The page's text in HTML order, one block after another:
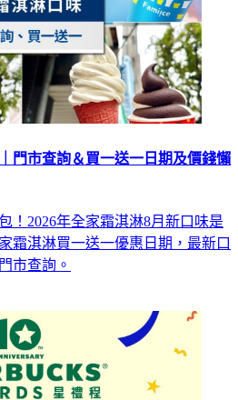
門市查詢＆買一送一日期及價錢懶
！2026年全家霜淇淋8月新口味是
霜淇淋買一送一優惠日期，最新口
市查詢。